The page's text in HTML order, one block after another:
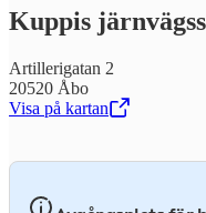
Kuppis
Artillerigatan 2
20520 Åbo
Visa på kartan
,Öppnas i en ny flik